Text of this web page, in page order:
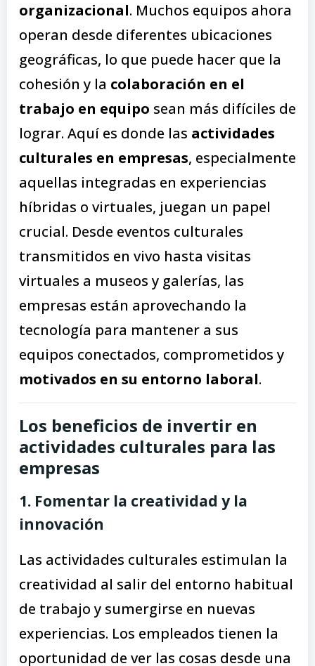
organizacional. Muchos equipos ahora
operan desde diferentes ubicaciones
geográficas, lo que puede hacer que la
cohesión y la colaboración en el
trabajo en equipo sean más difíciles de
lograr. Aquí es donde las actividades
culturales en empresas, especialmente
aquellas integradas en experiencias
híbridas o virtuales, juegan un papel
crucial. Desde eventos culturales
transmitidos en vivo hasta visitas
virtuales a museos y galerías, las
empresas están aprovechando la
tecnología para mantener a sus
equipos conectados, comprometidos y
motivados en su entorno laboral.
Los beneficios de invertir en
actividades culturales para las
empresas
1. Fomentar la creatividad y la
innovación
Las actividades culturales estimulan la
creatividad al salir del entorno habitual
de trabajo y sumergirse en nuevas
experiencias. Los empleados tienen la
oportunidad de ver las cosas desde una